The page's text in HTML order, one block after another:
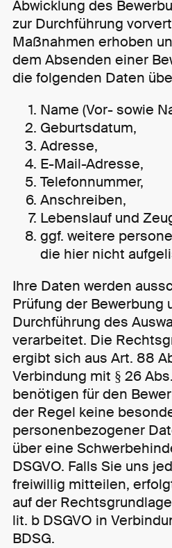
Abwicklung des
zur Durchführung
Maßnahmen erhoben
dem Absenden einer
die folgenden Daten
Name (Vor- sowie
Geburtsdatum,
Adresse,
E-Mail-Adresse,
Telefonnummer,
Anschreiben,
Lebenslauf und
ggf. weitere
die hier nicht
Ihre Daten werden
Prüfung der Bewerbung
Durchführung des
verarbeitet. Die
ergibt sich aus Art. 88
Verbindung mit § 26
benötigen für den
der Regel keine
personenbezogener
über eine
DSGVO. Falls Sie uns
freiwillig mitteilen,
auf der
lit. b DSGVO in
BDSG.